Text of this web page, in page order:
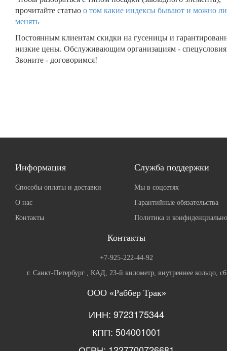
прочитайте статью о том какие индексы бывают и можно
менять
Постоянным клиентам скидки на гусеницы и
низкие цены. Обслуживающим организациям -
Звоните - договоримся!
Информация
Способы оплаты и доставки
О нас
Контакты
Служба поддержки
Мы в соцсетях
Гарантийные обязательства
Политика и
Контакты
+7-925-222-44-92
г. Санкт-Петербург , КАД, 23-й километр, внутреннее кольцо, с6
ООО «Раббер Трак»
ИНН: 9723175344
КПП: 504001001